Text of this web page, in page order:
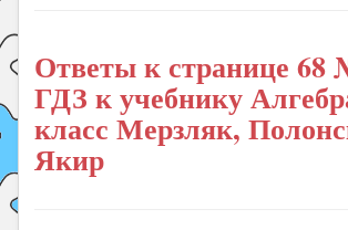
Книги
Рукоделие
Подготовка к школе
Уроки
Ответы к странице 68
ГДЗ к учебнику
класс Мерзляк,
Якир